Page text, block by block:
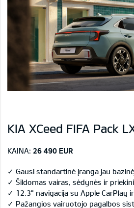
KIA XCeed FIFA Pack
KAINA: 26 490 EUR
✓ Gausi standartinė įranga jau
✓ Šildomas vairas, sėdynės ir
✓ 12,3" navigacija su Apple CarPlay
✓ Pažangios vairuotojo pagalbos